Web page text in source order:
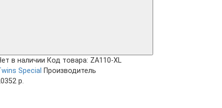
в наличии Код товара: ZA110-XL
Special Производитель
р.